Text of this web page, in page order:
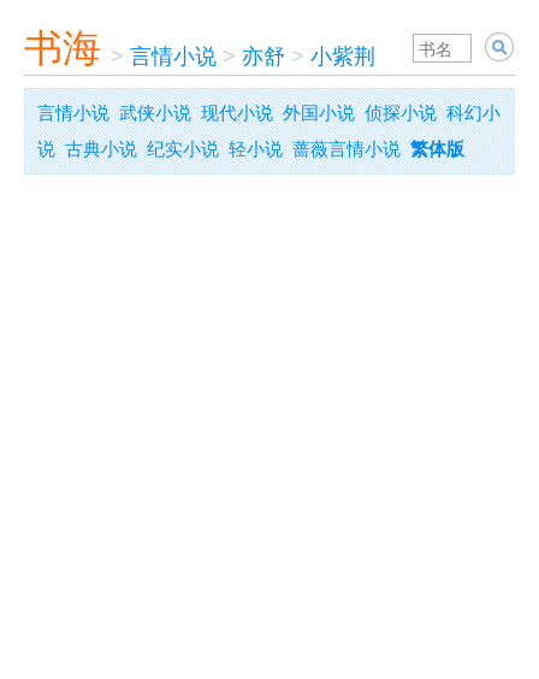
书海 > 言情小说 > 亦舒 > 小紫荆
言情小说 武侠小说 现代小说 外国小说 侦探小说 科幻小
说 古典小说 纪实小说 轻小说 蔷薇言情小说 繁体版